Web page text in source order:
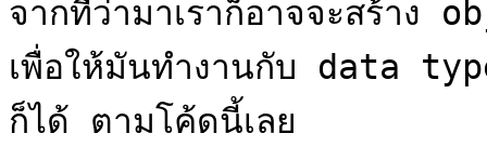
จากที่ว่ามาเราก็อาจจะสร้า
เพื่อให้มันทำงานกับ data
ก็ได้ ตามโค้ดนี้เลย